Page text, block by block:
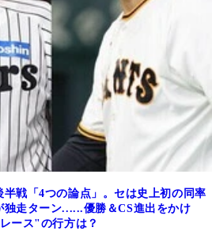
戦「4つの論点」。セは史上初の同率
独走ターン......優勝＆CS進出をかけ
ース"の行方は？